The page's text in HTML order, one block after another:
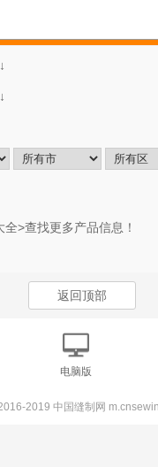
全>查找更多产品信息！
返回顶部
电脑版
2019 中国缝制网